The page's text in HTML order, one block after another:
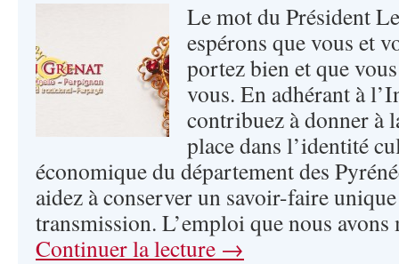
Le mot du Président
espérons que vous et
portez bien et que
vous. En adhérant à
contribuez à donner à
place dans l’identité
économique du département des
aidez à conserver un savoir-faire
transmission. L’emploi que nous
Continuer la lecture →